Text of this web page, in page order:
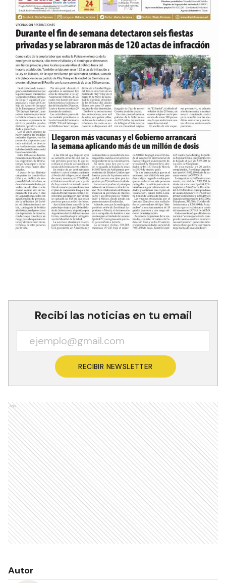
Recibí las noticias en tu email
RECIBIR NEWSLETTER
Ads
Autor